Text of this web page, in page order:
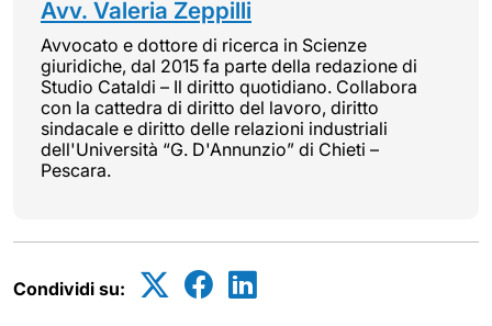
Avv. Valeria Zeppilli
Avvocato e dottore di ricerca in Scienze
giuridiche, dal 2015 fa parte della redazione di
Studio Cataldi – Il diritto quotidiano. Collabora
con la cattedra di diritto del lavoro, diritto
sindacale e diritto delle relazioni industriali
dell'Università “G. D'Annunzio” di Chieti –
Pescara.
Condividi su: